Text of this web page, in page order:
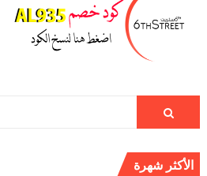
الأكثر شهرة